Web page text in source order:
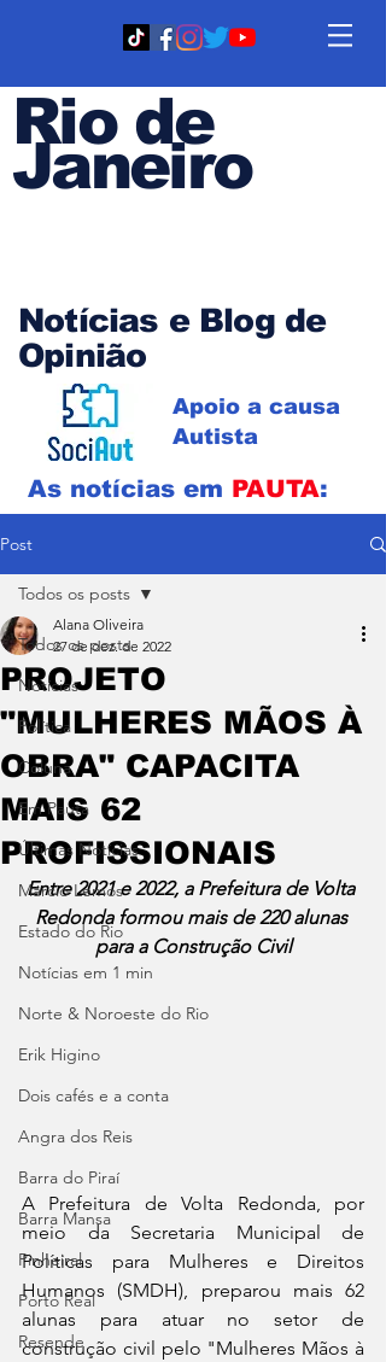
Rio de
Janeiro
Notícias e Blog de
Opinião
Apoio a causa
Autista
As notícias em PAUTA:
Post
Todos os posts
Notícias
Política
Coluna
Em Pauta
Últimas Notícias
Márcio Lemos
Estado do Rio
Notícias em 1 min
Norte & Noroeste do Rio
Erik Higino
Dois cafés e a conta
Angra dos Reis
Barra do Piraí
Barra Mansa
Pinheiral
Porto Real
Resende
Todos os posts
PROJETO
"MULHERES MÃOS À
OBRA" CAPACITA
MAIS 62
PROFISSIONAIS
Alana Oliveira
27 de dez. de 2022
Entre 2021 e 2022, a Prefeitura de Volta
Redonda formou mais de 220 alunas
para a Construção Civil
A Prefeitura de Volta Redonda, por
meio da Secretaria Municipal de
Políticas para Mulheres e Direitos
Humanos (SMDH), preparou mais 62
alunas para atuar no setor de
construção civil pelo "Mulheres Mãos à